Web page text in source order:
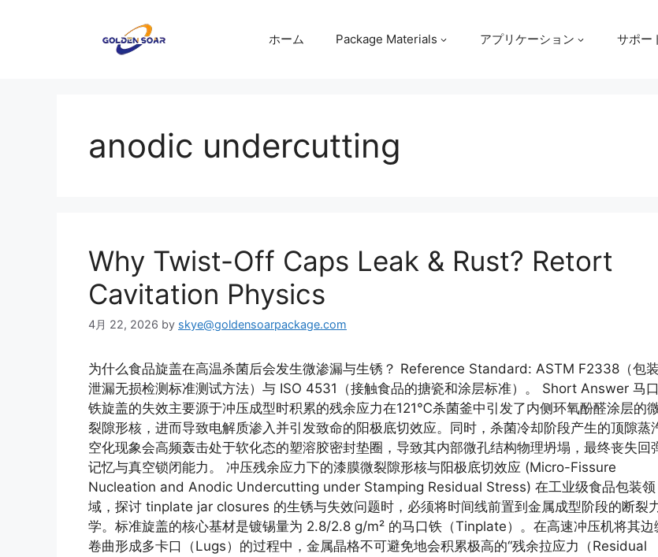
ホーム Package Materials アプリケーション サポー
anodic undercutting
Why Twist-Off Caps Leak & Rust? Retort
Cavitation Physics
4月 22, 2026 by skye@goldensoarpackage.com
为什么食品旋盖在高温杀菌后会发生微渗漏与生锈？ Reference Standard: ASTM F2338（包装
泄漏无损检测标准测试方法）与 ISO 4531（接触食品的搪瓷和涂层标准）。 Short Answer 马口
铁旋盖的失效主要源于冲压成型时积累的残余应力在121℃杀菌釜中引发了内侧环氧酚醛涂层的
裂隙形核，进而导致电解质渗入并引发致命的阳极底切效应。同时，杀菌冷却阶段产生的顶隙蒸
空化现象会高频轰击处于软化态的塑溶胶密封垫圈，导致其内部微孔结构物理坍塌，最终丧失回
记忆与真空锁闭能力。 冲压残余应力下的漆膜微裂隙形核与阳极底切效应 (Micro-Fissure
Nucleation and Anodic Undercutting under Stamping Residual Stress) 在工业级食品包装领
域，探讨 tinplate jar closures 的生锈与失效问题时，必须将时间线前置到金属成型阶段的断裂
学。标准旋盖的核心基材是镀锡量为 2.8/2.8 g/m² 的马口铁（Tinplate）。在高速冲压机将其边
卷曲形成多卡口（Lugs）的过程中，金属晶格不可避免地会积累极高的“残余拉应力（Residual